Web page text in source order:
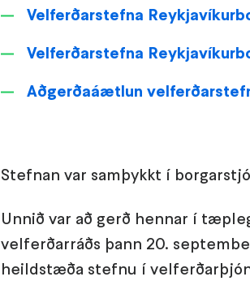
Velferðarstefna
Velferðarstefna
Aðgerðaáætlun
Stefnan var samþykkt í
Unnið var að gerð hennar í
velferðarráðs þann 20.
heildstæða stefnu í